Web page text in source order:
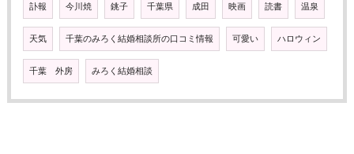
訃報 今川焼 銚子 千葉県 成田 映画 読書 温泉
天気 千葉のみろく結婚相談所の口コミ情報 可愛い ハロウィン
千葉 外房 みろく結婚相談